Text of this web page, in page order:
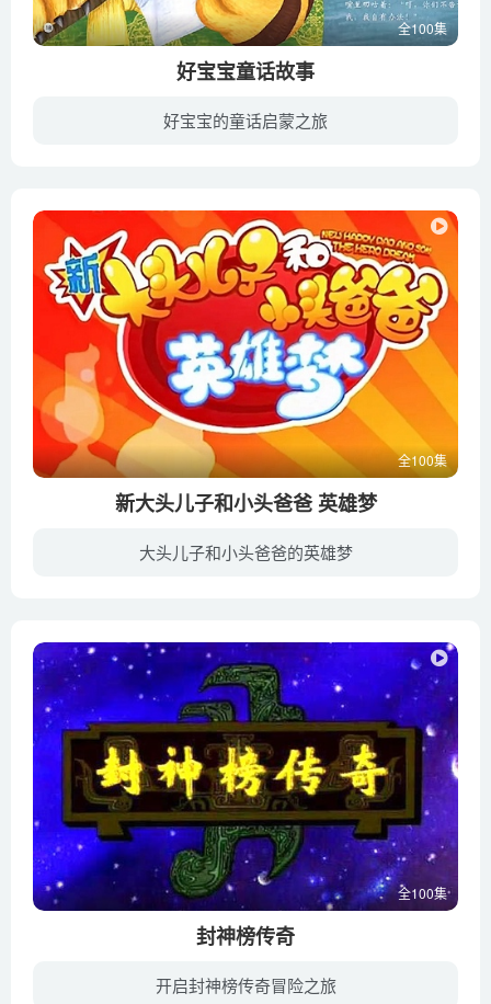
全100集
好宝宝童话故事
好宝宝的童话启蒙之旅
全100集
新大头儿子和小头爸爸 英雄梦
大头儿子和小头爸爸的英雄梦
全100集
封神榜传奇
开启封神榜传奇冒险之旅